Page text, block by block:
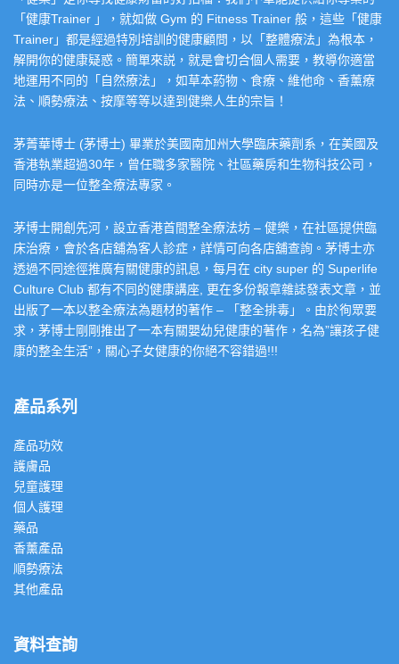
「健康Trainer 」，就如做 Gym 的 Fitness Trainer 般，這些「健康
Trainer」都是經過特別培訓的健康顧問，以「整體療法」為根本，
解開你的健康疑惑。簡單來説，就是會切合個人需要，教導你適當
地運用不同的「自然療法」，如草本葯物、食療、維他命、香薰療
法、順勢療法、按摩等等以達到健樂人生的宗旨！
茅菁華博士 (茅博士) 畢業於美國南加州大學臨床藥劑系，在美國及
香港執業超過30年，曾任職多家醫院、社區藥房和生物科技公司，
同時亦是一位整全療法專家。
茅博士開創先河，設立香港首間整全療法坊 – 健樂，在社區提供臨
床治療，會於各店舖為客人診症，詳情可向各店舖查詢。茅博士亦
透過不同途徑推廣有關健康的訊息，每月在 city super 的 Superlife
Culture Club 都有不同的健康講座, 更在多份報章雜誌發表文章，並
出版了一本以整全療法為題材的著作 – 「整全排毒」。由於徇眾要
求，茅博士剛剛推出了一本有關嬰幼兒健康的著作，名為”讓孩子健
康的整全生活”，關心子女健康的你絕不容錯過!!!
產品系列
產品功效
護膚品
兒童護理
個人護理
藥品
香薰產品
順勢療法
其他產品
資料查詢